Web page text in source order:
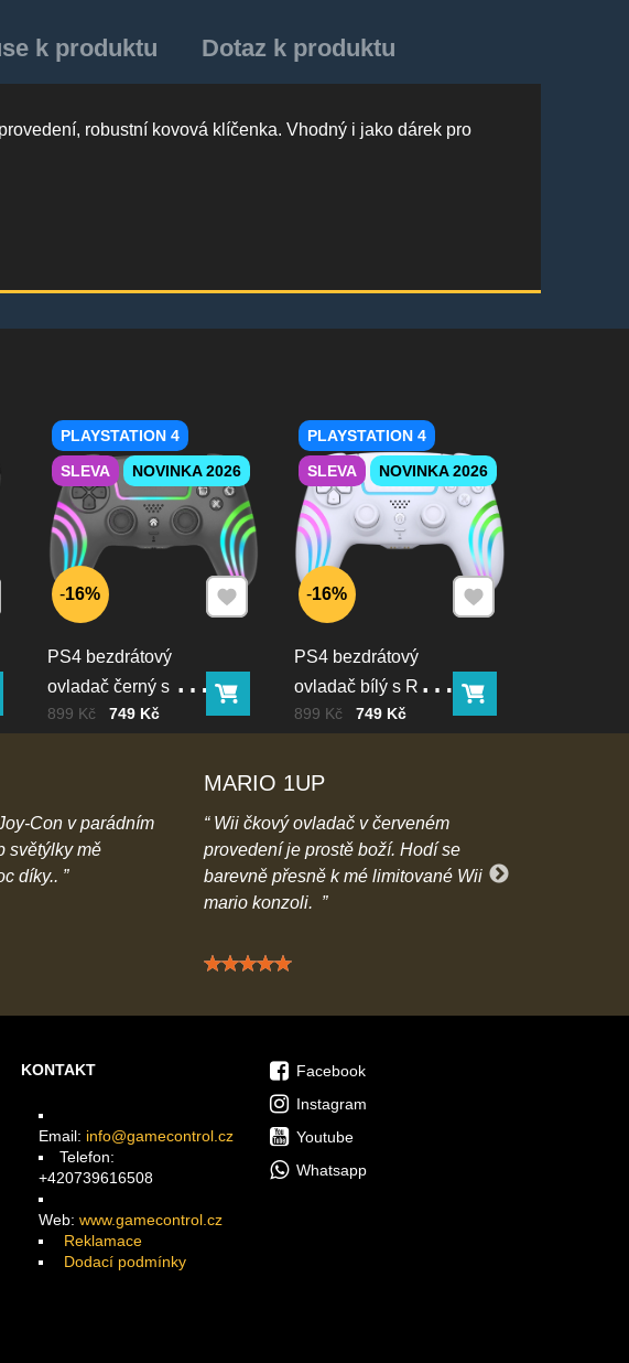
k produktu Dotaz k produktu
robustní kovová klíčenka. Vhodný i jako dárek pro
košíku
k Oblíbeným
PS4 bezdrátový
ovladač černý s RGB
podsvícením
Cena bez DPH
749 Kč
Před slevou:
899 Kč Do košíku
PLAYSTATION 4
SLEVA
NOVINKA 2026
16% Přidat k Oblíbeným
PS4 bezdrátový
ovladač bílý s RGB
podsvícením
Cena bez DPH
749 Kč
Před slevou:
899 Kč Do košíku
PLAYSTATION 4
SLEVA
NOVINKA 2026
16% Přidat k Oblíbeným
Con v parádním
světýlky mě
díky..
5 / 5
MARIO 1UP
Wii čkový ovladač v červeném
provedení je prostě boží. Hodí se
barevně přesně k mé limitované Wii
mario konzoli.
Hodnocení: 5 / 5
předčil mé
KONTAKT
Email: info@gamecontrol.cz
Telefon:
+420739616508
Web: www.gamecontrol.cz
Reklamace
Dodací podmínky
Facebook
Instagram
Youtube
Whatsapp